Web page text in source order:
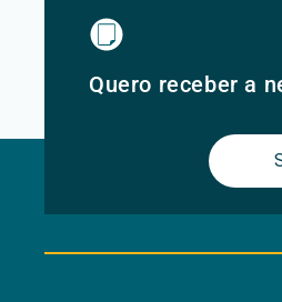
Quero receber a